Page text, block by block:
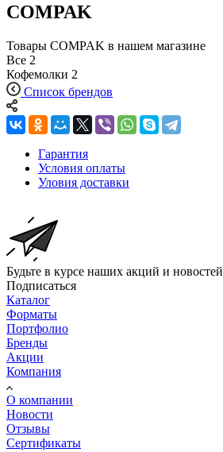
COMPAK
Товары COMPAK в нашем магазине
Все 2
Кофемолки 2
Список брендов
Гарантия
Условия оплаты
Уловия доставки
Будьте в курсе наших акций и новостей
Подписаться
Каталог
Форматы
Портфолио
Бренды
Акции
Компания
О компании
Новости
Отзывы
Сертификаты